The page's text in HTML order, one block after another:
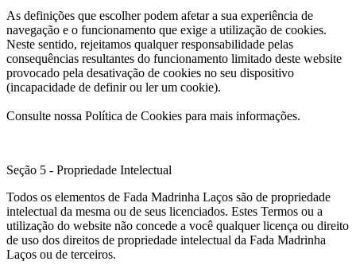
As definições que escolher podem afetar a sua experiência de
navegação e o funcionamento que exige a utilização de cookies.
Neste sentido, rejeitamos qualquer responsabilidade pelas
consequências resultantes do funcionamento limitado deste website
provocado pela desativação de cookies no seu dispositivo
(incapacidade de definir ou ler um cookie).
Consulte nossa Política de Cookies para mais informações.
Seção 5 - Propriedade Intelectual
Todos os elementos de Fada Madrinha Laços são de propriedade
intelectual da mesma ou de seus licenciados. Estes Termos ou a
utilização do website não concede a você qualquer licença ou direito
de uso dos direitos de propriedade intelectual da Fada Madrinha
Laços ou de terceiros.